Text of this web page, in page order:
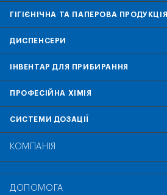
ГІГІЄНІЧНА ТА ПАПЕРОВА ПРОДУКЦІЯ
ДИСПЕНСЕРИ
ІНВЕНТАР ДЛЯ ПРИБИРАННЯ
ПРОФЕСІЙНА ХІМІЯ
СИСТЕМИ ДОЗАЦІЇ
КОМПАНІЯ
ДОПОМОГА